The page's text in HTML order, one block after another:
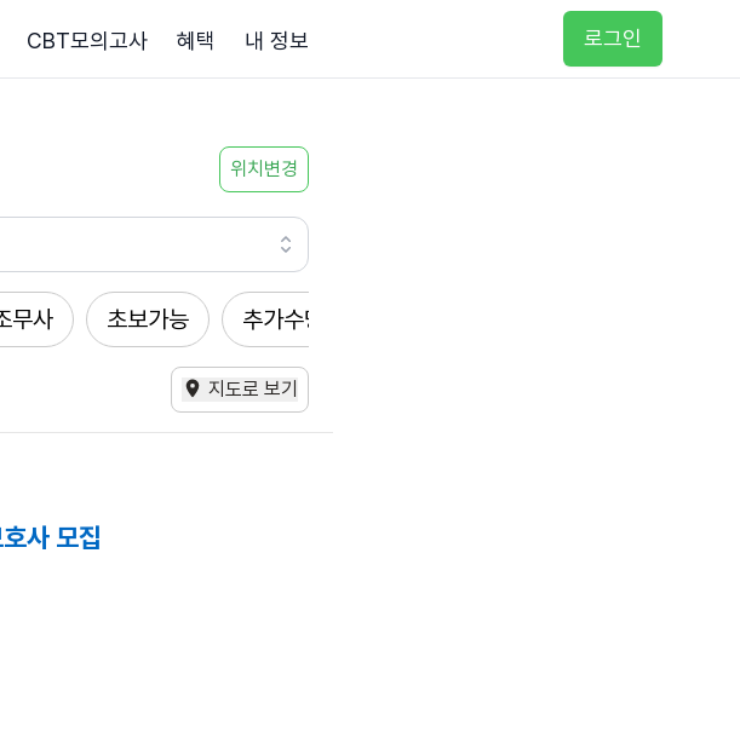
CBT모의고사 혜택 내 정보 로그인
위치변경
무사 초보가능 추가수당
지도로 보기
사 모집